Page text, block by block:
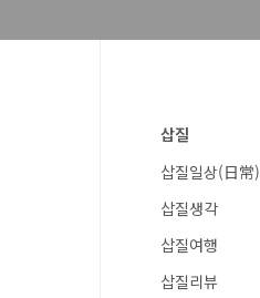
삽질
삽질일상(日常)
삽질생각
삽질여행
삽질리뷰